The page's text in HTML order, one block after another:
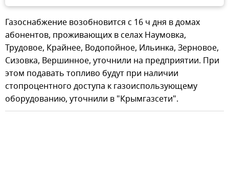
Газоснабжение возобновится с 16 ч дня в домах
абонентов, проживающих в селах Наумовка,
Трудовое, Крайнее, Водопойное, Ильинка, Зерновое,
Сизовка, Вершинное, уточнили на предприятии. При
этом подавать топливо будут при наличии
стопроцентного доступа к газоиспользующему
оборудованию, уточнили в "Крымгазсети".